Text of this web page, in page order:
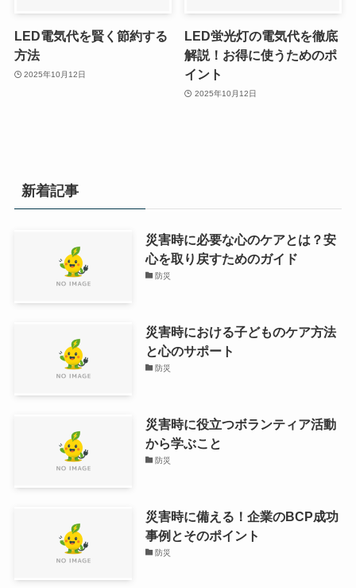
LED電気代を賢く節約する
方法
2025年10月12日
LED蛍光灯の電気代を徹底
解説！お得に使うためのポ
イント
2025年10月12日
新着記事
災害時に必要な心のケアとは？安
心を取り戻すためのガイド
防災
災害時における子どものケア方法
と心のサポート
防災
災害時に役立つボランティア活動
から学ぶこと
防災
災害時に備える！企業のBCP成功
事例とそのポイント
防災